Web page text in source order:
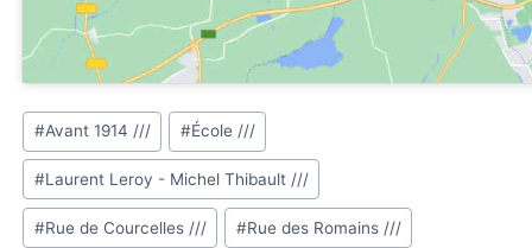
Étiquettes
de
la
publication :
#Avant 1914 /// #École ///
#Laurent Leroy - Michel Thibault ///
#Rue de Courcelles /// #Rue des Romains ///